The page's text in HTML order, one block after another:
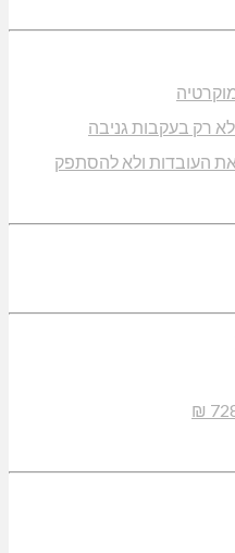
רק בעקבות גניבה
את העובדות ולא להסתפק